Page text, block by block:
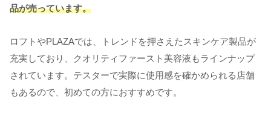
品が売っています。
ロフトやPLAZAでは、トレンドを押さえたスキンケア製品が
充実しており、クオリティファースト美容液もラインナップ
されています。テスターで実際に使用感を確かめられる店舗
もあるので、初めての方におすすめです。